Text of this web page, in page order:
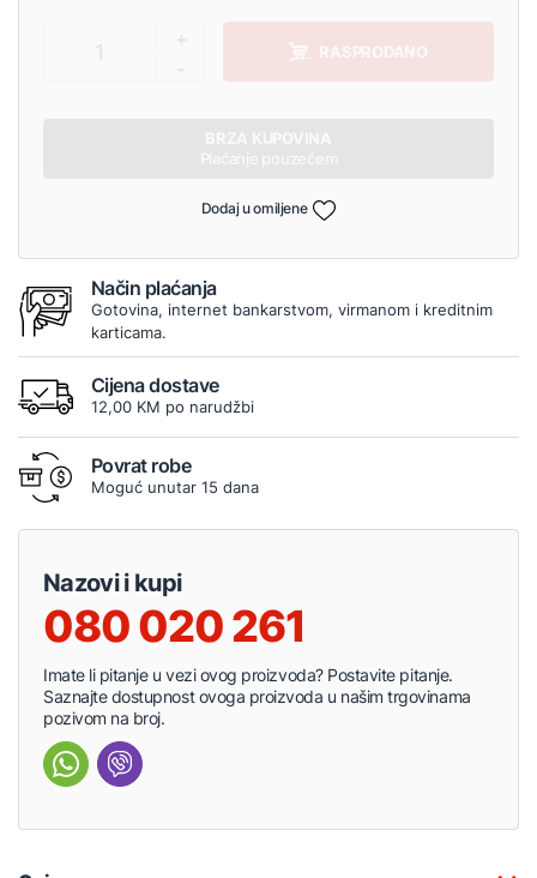
RASPRODANO
Dodaj u omiljene
Način plaćanja
Gotovina, internet bankarstvom, virmanom i kreditnim
karticama.
Cijena dostave
12,00 KM po narudžbi
Povrat robe
Moguć unutar 15 dana
Nazovi i kupi
080 020 261
Imate li pitanje u vezi ovog proizvoda? Postavite pitanje.
Saznajte dostupnost ovoga proizvoda u našim trgovinama
pozivom na broj.